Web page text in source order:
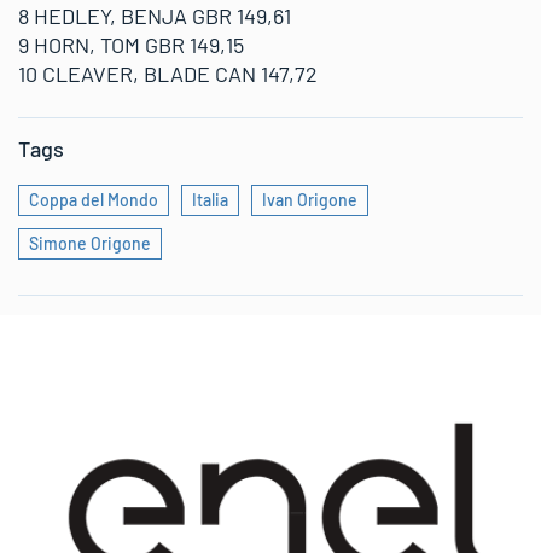
8 HEDLEY, BENJA GBR 149,61
9 HORN, TOM GBR 149,15
10 CLEAVER, BLADE CAN 147,72
Tags
Coppa del Mondo Italia Ivan Origone
Simone Origone